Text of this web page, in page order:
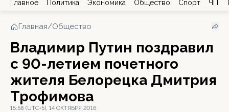
Главное Политика Экономика Общество Спорт ЧП
Главная/Общество
Владимир Путин поздравил
с 90-летием почетного
жителя Белорецка Дмитрия
Трофимова
15:58 (UTC+5), 14 ОКТЯБРЯ 2016